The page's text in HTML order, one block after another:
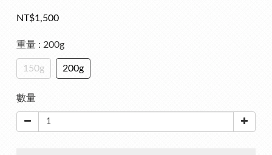
NT$1,500
重量 : 200g
150g 200g
數量